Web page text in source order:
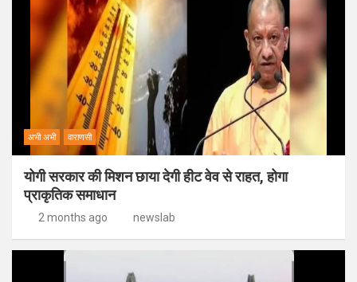
अभी अभी वाराणसी
योगी सरकार की मिशन छाया देगी हीट वेव से राहत, होगा
प्राकृतिक समाधान
2 months ago newslab